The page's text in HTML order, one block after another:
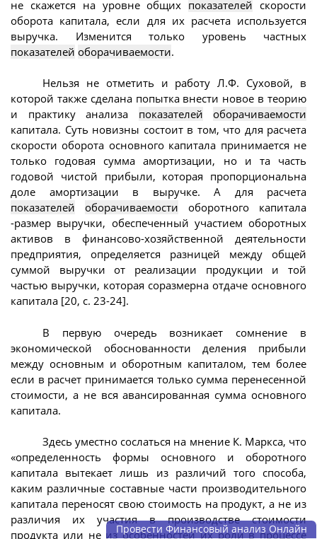
не скажется на уровне общих показателей скорости
оборота капитала, если для их расчета используется
выручка. Изменится только уровень частных
показателей оборачиваемости.
Нельзя не отметить и работу Л.Ф. Суховой, в
которой также сделана попытка внести новое в теорию
и практику анализа показателей
оборачиваемости
капитала. Суть новизны состоит в том, что для расчета
скорости оборота основного капитала принимается не
только годовая сумма амортизации, но и та часть
годовой чистой прибыли, которая пропорциональна
доле амортизации в выручке. А для расчета
показателей
оборачиваемости оборотного капитала
-размер выручки, обеспеченный участием оборотных
активов в финансово-хозяйственной деятельности
предприятия, определяется разницей между общей
суммой выручки от реализации продукции и той
частью выручки, которая соразмерна отдаче основного
капитала [20, с. 23-24].
В первую очередь возникает сомнение в
экономической обоснованности деления прибыли
между основным и оборотным капиталом, тем более
если в расчет принимается только сумма перенесенной
стоимости, а не вся авансированная сумма основного
капитала.
Здесь уместно сослаться на мнение К. Маркса, что
«определенность формы основного и оборотного
капитала вытекает лишь из различий того способа,
каким различные составные части производительного
капитала переносят свою стоимость на продукт, а не из
различия их участия в производстве стоимости
продукта или не из особенностей их роли в процессе
Провести Финансовый анализ Онлайн